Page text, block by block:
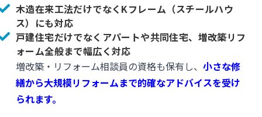
木造在来工法だけでなくKフレーム（スチールハウ
ス）にも対応
戸建住宅だけでなくアパートや共同住宅、増改築リフ
ォーム全般まで幅広く対応
増改築・リフォーム相談員の資格も保有し、 小さな修
繕から大規模リフォームまで的確なアドバイスを受け
られます。